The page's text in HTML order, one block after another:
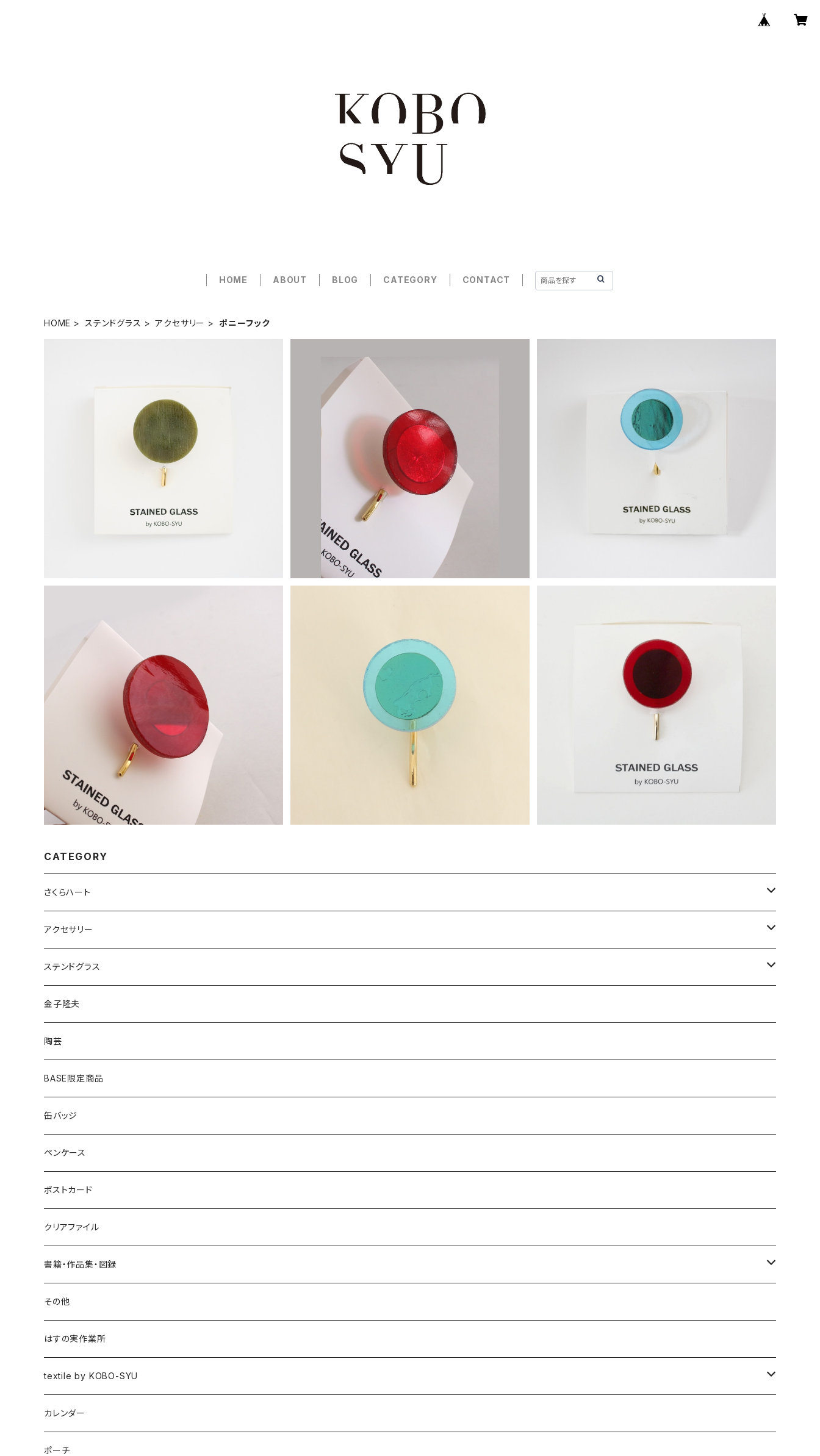
HOME ABOUT BLOG CATEGORY CONTACT
HOME ステンドグラス アクセサリー ポニーフック
バルゴ／長谷川昌彦【ポニーフック】
¥1,000
【一点物アクセサリー】長谷川昌彦／ポニーフック／red
②
¥1,000
サジタリウス／長谷川昌彦【ポニーフック】
¥1,000
【一点物アクセサリー】長谷川昌彦／ポニーフック／red
【一点物アクセサリー】長谷川昌彦／ポニーフック／cle
arblue②
¥1,000
SOLD OUT
【一点物アクセサリー】長谷川昌彦／ポニーフック／red
¥1,000
CATEGORY
さくらハート
ペンダント
ゴールド
シルバー
ピアス
ゴールド
シルバー
アクセサリー
ネックレス
ピアス
イヤリング
ヘアゴム
ポニーフック
ブローチ
ステンドグラス
アクセサリー
イヤリング
ピアス
雑貨・小物
金子隆夫
陶芸
BASE限定商品
缶バッジ
ペンケース
ポストカード
クリアファイル
書籍・作品集・図録
書籍
作品集
図録
その他
はすの実作業所
textile by KOBO-SYU
HISASHI IGARASHI
カレンダー
ポーチ